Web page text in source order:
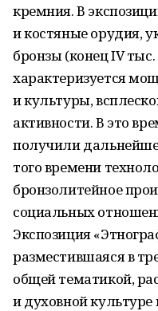
кремния. В
и костяные орудия,
бронзы (конец IV тыс.
характеризуется
и культуры,
активности. В это
получили
того времени
бронзолитейное
социальных
Экспозиция
разместившаяся в
общей тематикой,
и духовной культуре